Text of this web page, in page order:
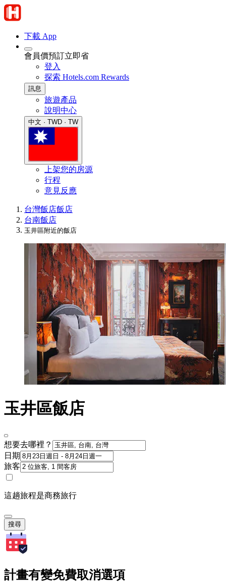
下載 App
會員價預訂立即省
登入
探索 Hotels.com Rewards
訊息
旅遊產品
說明中心
中文 · TWD · TW
上架您的房源
行程
意見反應
台灣飯店飯店
台南飯店
玉井區附近的飯店
玉井區飯店
想要去哪裡？
日期
旅客
這趟旅程是商務旅行
搜尋
計畫有變免費取消選項